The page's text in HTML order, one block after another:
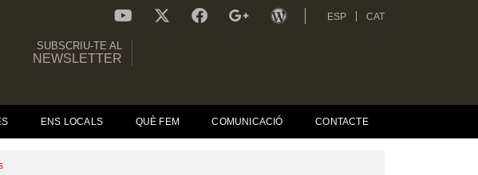
ESP CAT
SUBSCRIU-TE AL
NEWSLETTER
ENS LOCALS QUÈ FEM COMUNICACIÓ CONTACTE